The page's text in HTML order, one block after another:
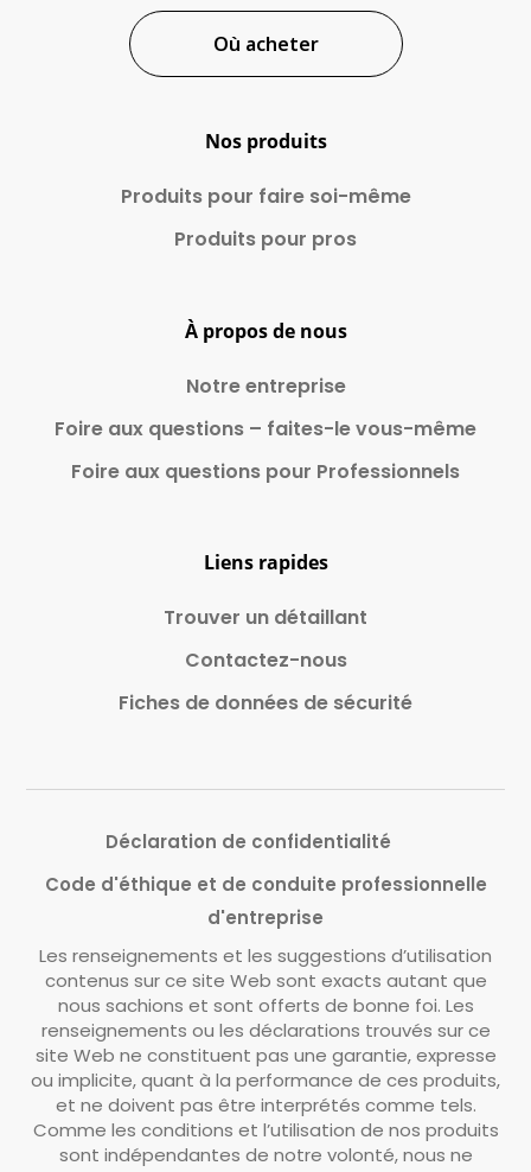
Où acheter
Nos produits
Produits pour faire soi-même
Produits pour pros
À propos de nous
Notre entreprise
Foire aux questions – faites-le vous-même
Foire aux questions pour Professionnels
Liens rapides
Trouver un détaillant
Contactez-nous
Fiches de données de sécurité
Déclaration de confidentialité
Code d'éthique et de conduite professionnelle
d'entreprise
Les renseignements et les suggestions d’utilisation
contenus sur ce site Web sont exacts autant que
nous sachions et sont offerts de bonne foi. Les
renseignements ou les déclarations trouvés sur ce
site Web ne constituent pas une garantie, expresse
ou implicite, quant à la performance de ces produits,
et ne doivent pas être interprétés comme tels.
Comme les conditions et l’utilisation de nos produits
sont indépendantes de notre volonté, nous ne